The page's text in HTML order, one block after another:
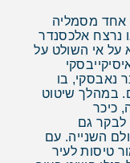
אחד מסמליה
נרצח אלכסנדר
על אי השולט על
נאבסקי, בו
במהלך שיטוט
כיכר
לבקר גם
השנייה. עם
טיסות לעיר